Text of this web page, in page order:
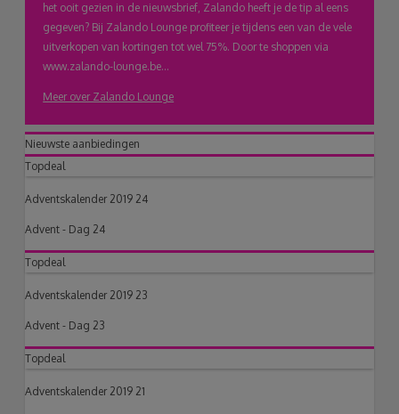
het ooit gezien in de nieuwsbrief, Zalando heeft je de tip al eens
gegeven? Bij Zalando Lounge profiteer je tijdens een van de vele
uitverkopen van kortingen tot wel 75%. Door te shoppen via
www.zalando-lounge.be...
Meer over Zalando Lounge
Nieuwste aanbiedingen
Topdeal
Adventskalender 2019 24
Advent - Dag 24
Topdeal
Adventskalender 2019 23
Advent - Dag 23
Topdeal
Adventskalender 2019 21